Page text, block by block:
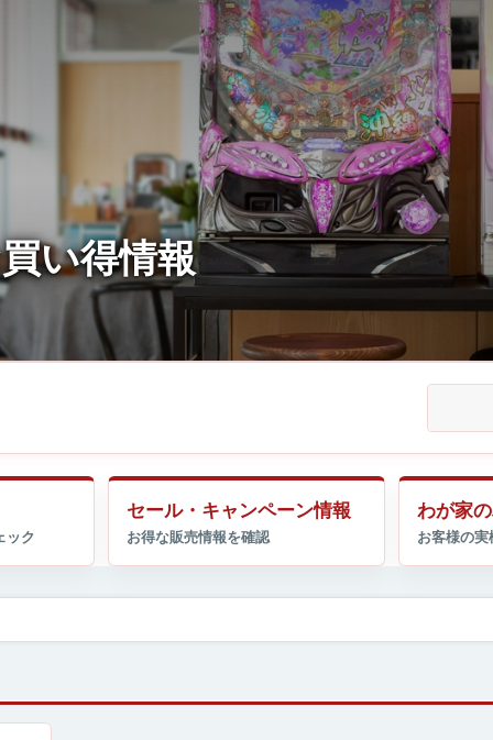
セール・キャンペーン情報 わが家